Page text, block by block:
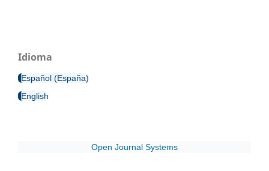
Idioma
Español (España)
English
Open Journal Systems